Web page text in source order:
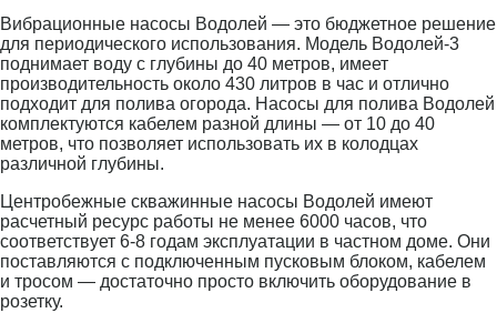
Вибрационные насосы Водолей — это бюджетное решение
для периодического использования. Модель Водолей-3
поднимает воду с глубины до 40 метров, имеет
производительность около 430 литров в час и отлично
подходит для полива огорода. Насосы для полива Водолей
комплектуются кабелем разной длины — от 10 до 40
метров, что позволяет использовать их в колодцах
различной глубины.
Центробежные скважинные насосы Водолей имеют
расчетный ресурс работы не менее 6000 часов, что
соответствует 6-8 годам эксплуатации в частном доме. Они
поставляются с подключенным пусковым блоком, кабелем
и тросом — достаточно просто включить оборудование в
розетку.